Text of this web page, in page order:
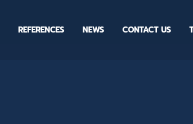
REFERENCES NEWS CONTACT US